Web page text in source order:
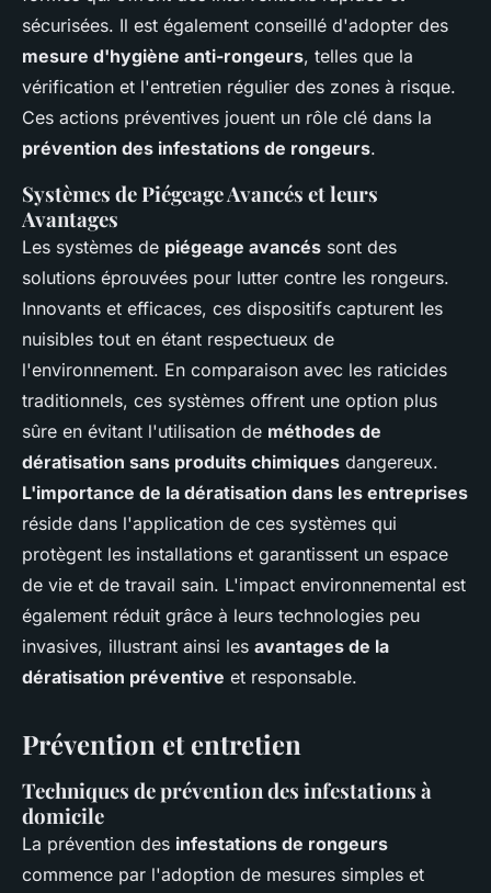
sécurisées. Il est également conseillé d'adopter des
mesure d'hygiène anti-rongeurs, telles que la
vérification et l'entretien régulier des zones à risque.
Ces actions préventives jouent un rôle clé dans la
prévention des infestations de rongeurs.
Systèmes de Piégeage Avancés et leurs
Avantages
Les systèmes de piégeage avancés sont des
solutions éprouvées pour lutter contre les rongeurs.
Innovants et efficaces, ces dispositifs capturent les
nuisibles tout en étant respectueux de
l'environnement. En comparaison avec les raticides
traditionnels, ces systèmes offrent une option plus
sûre en évitant l'utilisation de méthodes de
dératisation sans produits chimiques dangereux.
L'importance de la dératisation dans les entreprises
réside dans l'application de ces systèmes qui
protègent les installations et garantissent un espace
de vie et de travail sain. L'impact environnemental est
également réduit grâce à leurs technologies peu
invasives, illustrant ainsi les avantages de la
dératisation préventive et responsable.
Prévention et entretien
Techniques de prévention des infestations à
domicile
La prévention des infestations de rongeurs
commence par l'adoption de mesures simples et